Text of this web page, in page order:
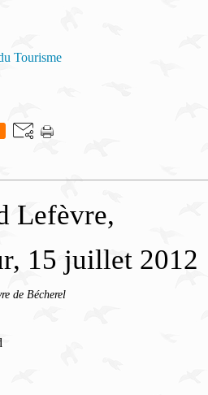
Tourisme
Lefèvre,
15 juillet 2012
de Bécherel